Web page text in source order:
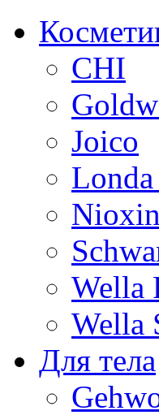
CHI
Joico
Nioxin
Wella
Wella
Для тела